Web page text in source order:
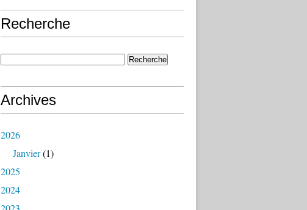
Recherche
Archives
2026
Janvier(1)
2025
2024